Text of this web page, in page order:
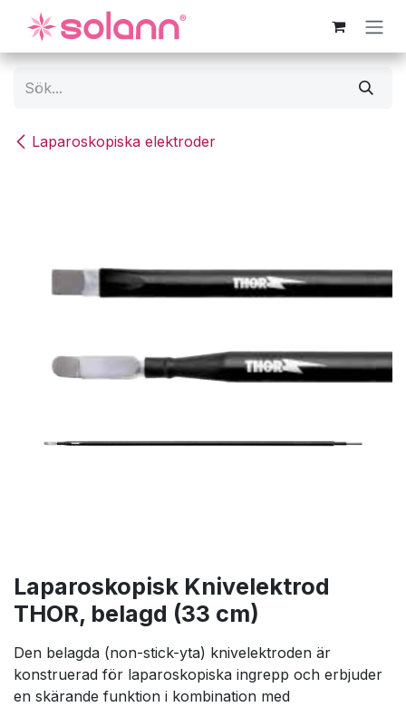
Hoppa till innehåll
Laparoskopiska elektroder
Laparoskopisk Knivelektrod
THOR, belagd (33 cm)
Den belagda (non-stick-yta) knivelektroden är
konstruerad för laparoskopiska ingrepp och erbjuder
en skärande funktion i kombination med